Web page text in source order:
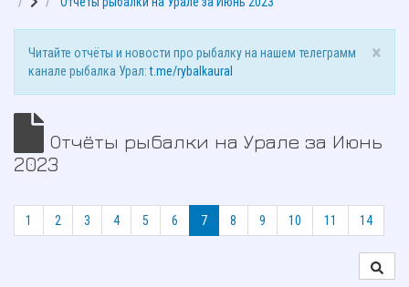
×
Читайте отчёты и новости про рыбалку на нашем телеграмм
канале рыбалка Урал:t.me/rybalkaural
Отчёты рыбалки на Урале за Июнь
2023
1 2 3 4 5 6 7 8 9 10 11 14